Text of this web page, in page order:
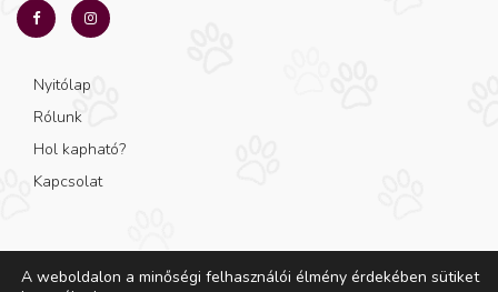
Nyitólap
Rólunk
Hol kapható?
Kapcsolat
A weboldalon a minőségi felhasználói élmény érdekében sütiket